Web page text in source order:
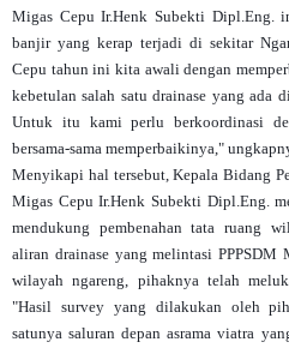
Migas Cepu Ir.Henk Subekti Dipl.Eng.
banjir yang kerap terjadi di sekitar
Cepu tahun ini kita awali dengan
kebetulan salah satu drainase yang ada
Untuk itu kami perlu berkoordinasi
bersama-sama memperbaikinya,"
Menyikapi hal tersebut, Kepala Bidang
Migas Cepu Ir.Henk Subekti Dipl.Eng.
mendukung pembenahan tata ruang
aliran drainase yang melintasi
wilayah ngareng, pihaknya telah
"Hasil survey yang dilakukan oleh
satunya saluran depan asrama viatra